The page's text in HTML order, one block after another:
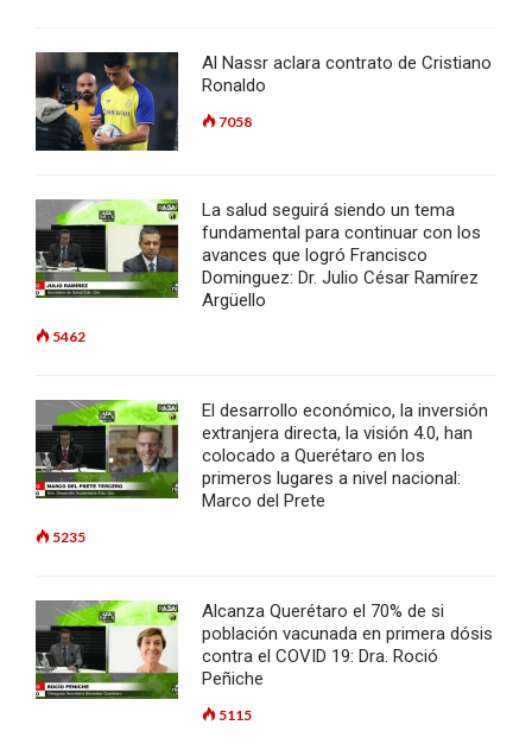
Al Nassr aclara contrato de Cristiano
Ronaldo
7058
La salud seguirá siendo un tema
fundamental para continuar con los
avances que logró Francisco
Dominguez: Dr. Julio César Ramírez
Argüello
5462
El desarrollo económico, la inversión
extranjera directa, la visión 4.0, han
colocado a Querétaro en los
primeros lugares a nivel nacional:
Marco del Prete
5235
Alcanza Querétaro el 70% de si
población vacunada en primera dósis
contra el COVID 19: Dra. Roció
Peñiche
5115